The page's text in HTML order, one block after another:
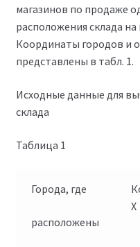
магазинов по продаже
расположения склада
Координаты городов и
представлены в табл. 1.
Исходные данные для
склада
Таблица 1
Города, где
расположены
X